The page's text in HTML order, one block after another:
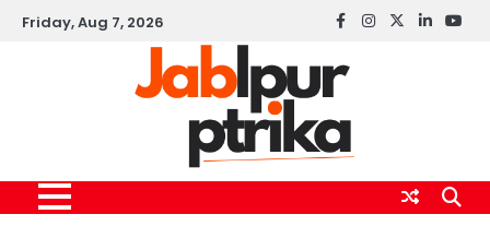
SkipFriday, Aug 7, 2026 Facebook
instagram
twitterlinkedin